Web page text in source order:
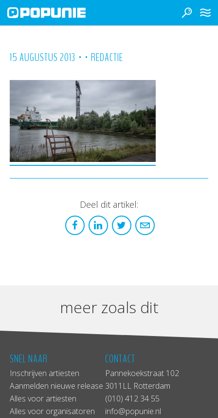
15 AUGUSTUS 2013 • • REDACTIE
Deel dit artikel:
meer zoals dit
SNEL NAAR
Inschrijven artiesten
Aanmelden nieuwe release
Alles voor artiesten
Alles voor organisatoren
CONTACT
Pannekoekstraat 102
3011LL Rotterdam
(010) 412 34 55
info@popunie.nl